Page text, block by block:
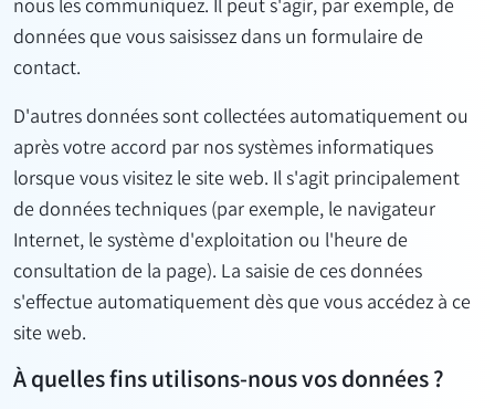
nous les communiquez. Il peut s'agir, par exemple, de
données que vous saisissez dans un formulaire de
contact.
D'autres données sont collectées automatiquement ou
après votre accord par nos systèmes informatiques
lorsque vous visitez le site web. Il s'agit principalement
de données techniques (par exemple, le navigateur
Internet, le système d'exploitation ou l'heure de
consultation de la page). La saisie de ces données
s'effectue automatiquement dès que vous accédez à ce
site web.
À quelles fins utilisons-nous vos données ?